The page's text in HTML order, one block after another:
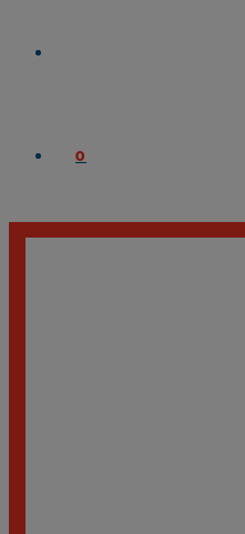
0